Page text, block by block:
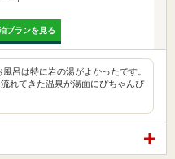
プランを見る
呂は特に岩の湯がよかったです。
れてきた温泉が湯面にぴちゃんぴ